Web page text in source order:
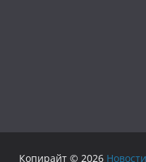
Копирайт © 2026